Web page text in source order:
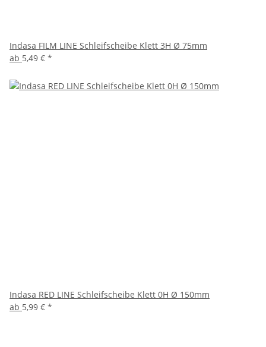
Indasa FILM LINE Schleifscheibe Klett 3H Ø 75mm
ab 5,49 € *
Indasa RED LINE Schleifscheibe Klett 0H Ø 150mm
ab 5,99 € *